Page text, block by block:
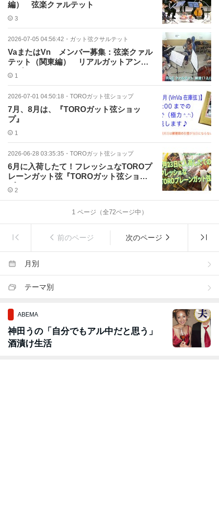
編） 弦楽クァルテット
3
2026-07-05 04:56:42 ・ ガット弦クサルテット
VaまたはVn メンバー募集：弦楽クァル
テット（関東編） リアルガットアンサ
ンブル
1
2026-07-01 04:50:18 ・ TOROガット弦ショップ
7月、8月は、『TOROガット弦ショッ
プ』
1
2026-06-28 03:35:35 ・ TOROガット弦ショップ
6月に入荷したて！フレッシュなTOROプ
レーンガット弦『TOROガット弦ショッ
プ』
2
1ページ（全72ページ中）
前のページ 次のページ
月別
テーマ別
ABEMA
神田うの「自分でもアル中だと思う」
酒漬け生活